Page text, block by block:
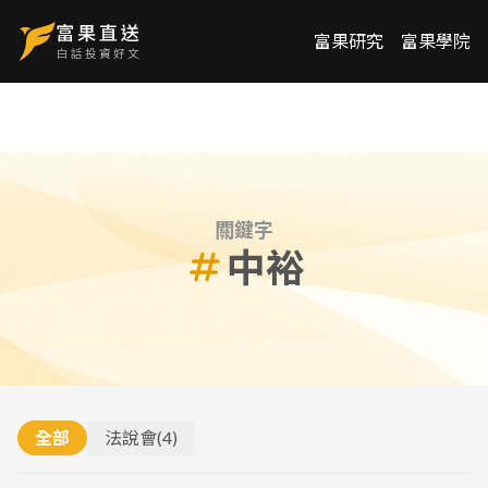
富果研究 富果學院
關鍵字
中裕
全部 法說會(4)